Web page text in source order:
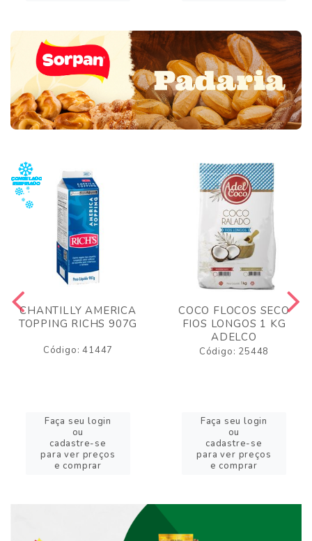
CHANTILLY AMERICA
TOPPING RICHS 907G
Código: 41447
Faça seu login
ou
cadastre-se
para ver preços
e comprar
COCO FLOCOS SECO
FIOS LONGOS 1 KG
ADELCO
Código: 25448
Faça seu login
ou
cadastre-se
para ver preços
e comprar